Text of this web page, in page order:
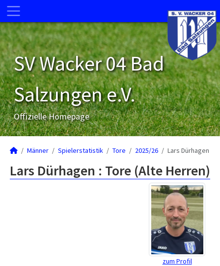
SV Wacker 04 Bad
Salzungen e.V.
Offizielle Homepage
Männer Spielerstatistik Tore 2025/26 Lars Dürhagen
Lars Dürhagen : Tore (Alte Herren)
zum Profil